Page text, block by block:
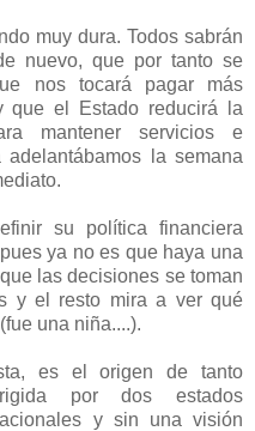
muy dura. Todos sabrán
nuevo, que por tanto se
nos tocará pagar más
que el Estado reducirá la
mantener servicios e
la semana
su política financiera
ya no es que haya una
las decisiones se toman
y el resto mira a ver qué
una niña....).
es el origen de tanto
por dos estados
y sin una visión